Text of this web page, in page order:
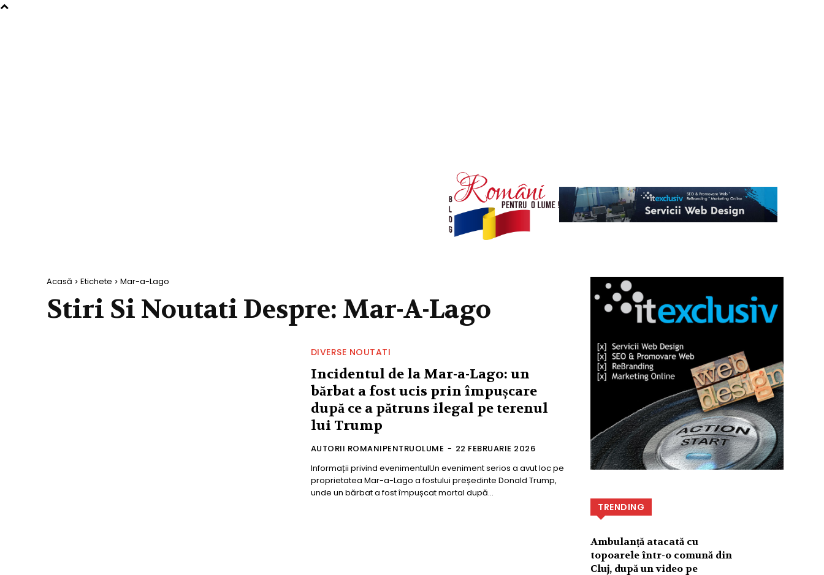
Acasă Etichete Mar-a-Lago
Stiri Si Noutati Despre: Mar-A-Lago
DIVERSE NOUTATI
Incidentul de la Mar-a-Lago: un
bărbat a fost ucis prin împușcare
după ce a pătruns ilegal pe terenul
lui Trump
AUTORII ROMANIPENTRUOLUME - 22 FEBRUARIE 2026
Informații privind evenimentulUn eveniment serios a avut loc pe
proprietatea Mar-a-Lago a fostului președinte Donald Trump,
unde un bărbat a fost împușcat mortal după...
TRENDING
Ambulanță atacată cu
topoarele într-o comună din
Cluj, după un video pe